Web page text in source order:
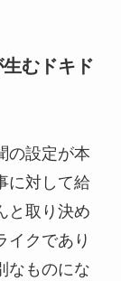
生むドキド
の設定が本
に対して給
と取り決め
イクであり
なものにな